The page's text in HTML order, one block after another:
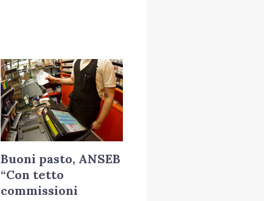
Buoni pasto, ANSEB
“Con tetto
commissioni